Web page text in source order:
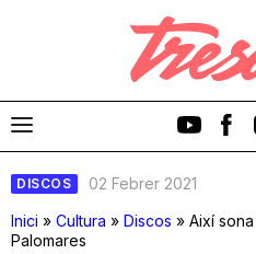
DISCOS
02 Febrer 2021
Inici » Cultura » Discos » Així
Palomares